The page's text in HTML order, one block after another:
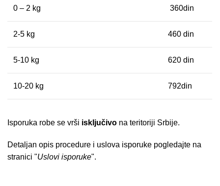
0 – 2 kg 360din
2-5 kg 460 din
5-10 kg 620 din
10-20 kg 792din
Isporuka robe se vrši isključivo na teritoriji Srbije.
Detaljan opis procedure i uslova isporuke pogledajte na
stranici "Uslovi isporuke".